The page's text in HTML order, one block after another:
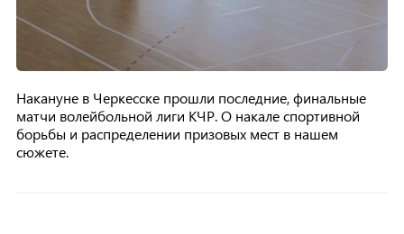
Накануне в Черкесске прошли последние, финальные
матчи волейбольной лиги КЧР. О накале спортивной
борьбы и распределении призовых мест в нашем
сюжете.